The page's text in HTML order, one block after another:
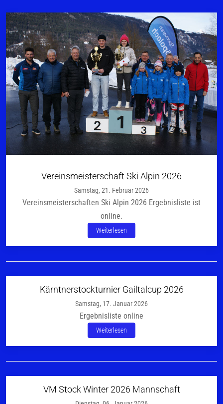
Vereinsmeisterschaft Ski Alpin 2026
Samstag, 21. Februar 2026
Vereinsmeisterschaften Ski Alpin 2026 Ergebnisliste ist
online.
Weiterlesen
Kärntnerstockturnier Gailtalcup 2026
Samstag, 17. Januar 2026
Ergebnisliste online
Weiterlesen
VM Stock Winter 2026 Mannschaft